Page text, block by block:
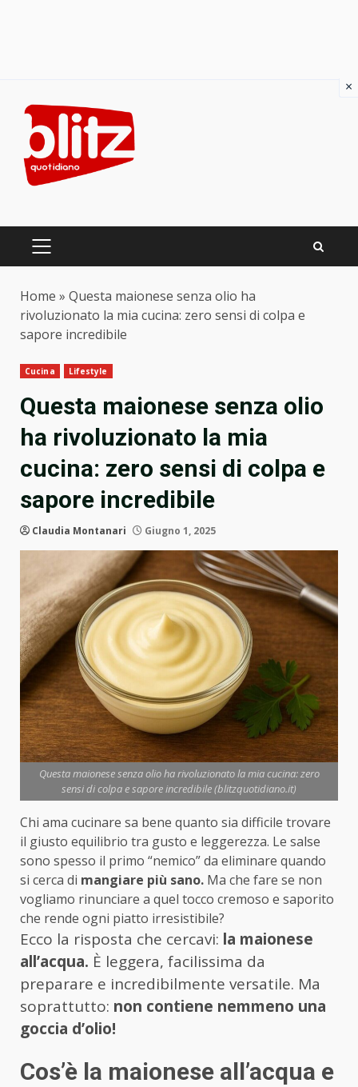
content
PRIMARY
Home » Questa maionese senza olio ha
rivoluzionato la mia cucina: zero sensi di colpa e
sapore incredibile
Cucina Lifestyle
Questa maionese senza olio
ha rivoluzionato la mia
cucina: zero sensi di colpa e
sapore incredibile
Claudia Montanari Giugno 1, 2025
Questa maionese senza olio ha rivoluzionato la mia cucina: zero
sensi di colpa e sapore incredibile (blitzquotidiano.it)
Chi ama cucinare sa bene quanto sia difficile trovare
il giusto equilibrio tra gusto e leggerezza. Le salse
sono spesso il primo “nemico” da eliminare quando
si cerca di mangiare più sano. Ma che fare se non
vogliamo rinunciare a quel tocco cremoso e saporito
che rende ogni piatto irresistibile?
Ecco la risposta che cercavi: la maionese
all’acqua. È leggera, facilissima da
preparare e incredibilmente versatile. Ma
soprattutto: non contiene nemmeno una
goccia d’olio!
Cos’è la maionese all’acqua e
×